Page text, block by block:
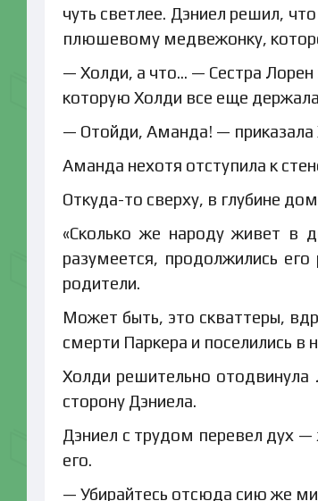
чуть светлее. Дэниел решил,
плюшевому медвежонку,
— Холди, а что… — Сестра Лорен
которую Холди все еще
— Отойди, Аманда! —
Аманда нехотя отступила к
Откуда-то сверху, в глубине
«Сколько же народу живет в
разумеется, продолжились
родители.
Может быть, это скваттеры,
смерти Паркера и поселились
Холди решительно отодвинула
сторону Дэниела.
Дэниел с трудом перевел дух
его.
— Убирайтесь отсюда сию же